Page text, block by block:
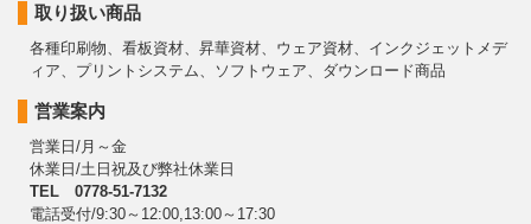
取り扱い商品
各種印刷物、看板資材、昇華資材、ウェア資材、インクジェットメデ
ィア、プリントシステム、ソフトウェア、ダウンロード商品
営業案内
営業日/月～金
休業日/土日祝及び弊社休業日
TEL 0778-51-7132
電話受付/9:30～12:00,13:00～17:30